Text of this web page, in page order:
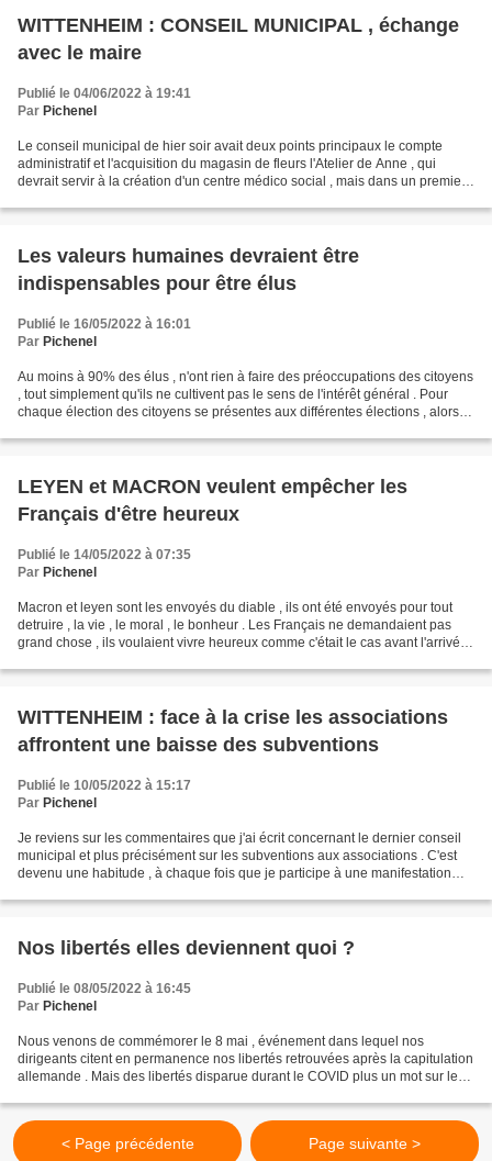
WITTENHEIM : CONSEIL MUNICIPAL , échange
avec le maire
Publié le 04/06/2022 à 19:41
Par Pichenel
Le conseil municipal de hier soir avait deux points principaux le compte
administratif et l'acquisition du magasin de fleurs l'Atelier de Anne , qui
devrait servir à la création d'un centre médico social , mais dans un premier
Les valeurs humaines devraient être
indispensables pour être élus
Publié le 16/05/2022 à 16:01
Par Pichenel
Au moins à 90% des élus , n'ont rien à faire des préoccupations des citoyens
, tout simplement qu'ils ne cultivent pas le sens de l'intérêt général . Pour
chaque élection des citoyens se présentes aux différentes élections , alors
LEYEN et MACRON veulent empêcher les
Français d'être heureux
Publié le 14/05/2022 à 07:35
Par Pichenel
Macron et leyen sont les envoyés du diable , ils ont été envoyés pour tout
detruire , la vie , le moral , le bonheur . Les Français ne demandaient pas
grand chose , ils voulaient vivre heureux comme c'était le cas avant l'arrivée
WITTENHEIM : face à la crise les associations
affrontent une baisse des subventions
Publié le 10/05/2022 à 15:17
Par Pichenel
Je reviens sur les commentaires que j'ai écrit concernant le dernier conseil
municipal et plus précisément sur les subventions aux associations . C'est
devenu une habitude , à chaque fois que je participe à une manifestation
Nos libertés elles deviennent quoi ?
Publié le 08/05/2022 à 16:45
Par Pichenel
Nous venons de commémorer le 8 mai , événement dans lequel nos
dirigeants citent en permanence nos libertés retrouvées après la capitulation
allemande . Mais des libertés disparue durant le COVID plus un mot sur les
< Page précédente Page suivante >